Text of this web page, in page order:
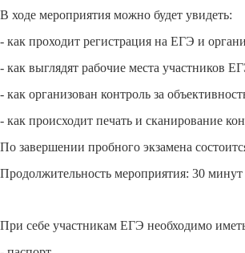
В ходе мероприятия можно будет увидеть:
- как проходит регистрация на ЕГЭ и
- как выглядят рабочие места участников
- как организован контроль за
- как происходит печать и сканирование
По завершении пробного экзамена
Продолжительность мероприятия: 30
При себе участникам ЕГЭ необходимо